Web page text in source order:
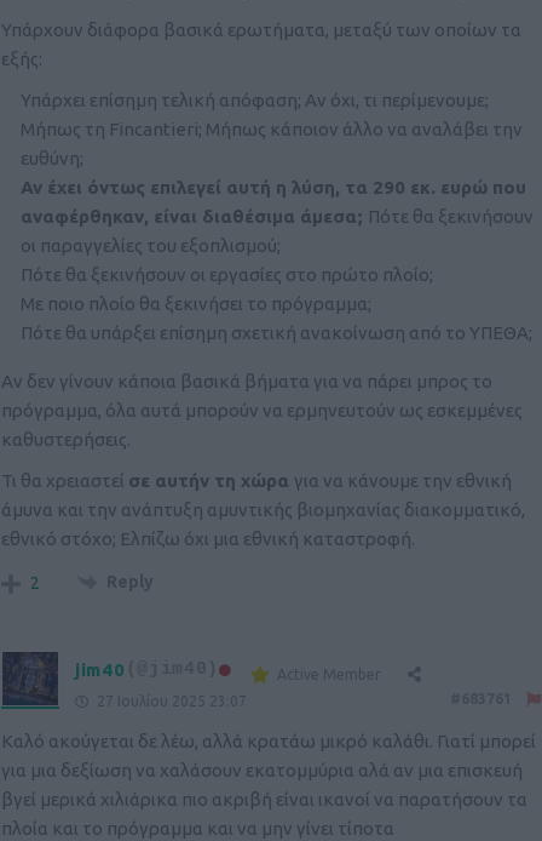
Υπάρχουν διάφορα βασικά ερωτήματα, μεταξύ των οποίων τα
εξής:
Υπάρχει επίσημη τελική απόφαση; Αν όχι, τι περίμενουμε;
Μήπως τη Fincantieri; Μήπως κάποιον άλλο να αναλάβει την
ευθύνη;
Αν έχει όντως επιλεγεί αυτή η λύση, τα 290 εκ. ευρώ που
αναφέρθηκαν, είναι διαθέσιμα άμεσα; Πότε θα ξεκινήσουν
οι παραγγελίες του εξοπλισμού;
Πότε θα ξεκινήσουν οι εργασίες στο πρώτο πλοίο;
Με ποιο πλοίο θα ξεκινήσει το πρόγραμμα;
Πότε θα υπάρξει επίσημη σχετική ανακοίνωση από το ΥΠΕΘΑ;
Αν δεν γίνουν κάποια βασικά βήματα για να πάρει μπρος το
πρόγραμμα, όλα αυτά μπορούν να ερμηνευτούν ως εσκεμμένες
καθυστερήσεις.
Τι θα χρειαστεί σε αυτήν τη χώρα για να κάνουμε την εθνική
άμυνα και την ανάπτυξη αμυντικής βιομηχανίας διακομματικό,
εθνικό στόχο; Ελπίζω όχι μια εθνική καταστροφή.
2 Reply
jim40 (@jim40)
Active Member
27 Ιουλίου 2025 23:07
Καλό ακούγεται δε λέω, αλλά κρατάω μικρό καλάθι. Γιατί μπορεί
για μια δεξίωση να χαλάσουν εκατομμύρια αλά αν μια επισκευή
βγεί μερικά χιλιάρικα πιο ακριβή είναι ικανοί να παρατήσουν τα
πλοία και το πρόγραμμα και να μην γίνει τίποτα